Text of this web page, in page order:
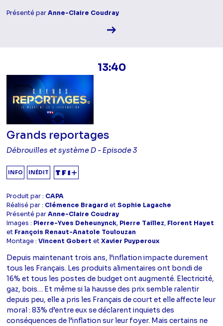
Présenté parAnne-Claire Coudray
Voir la fiche diffusion
13:40
Grands reportages
Débrouilles et système D - Episode 3
INFO INÉDIT
Produit par : CAPA
Réalisé par : Clémence Bragard etSophie Lagache
Présenté parAnne-Claire Coudray
Images : Pierre-Yves Deheunynck, Pierre Taillez, Florent Hayet
et François Renaut-Anatole Toulouzan
Montage :Vincent Gobert etXavier Puyperoux
Depuis maintenant trois ans, l’inflation impacte durement
tous les Français. Les produits alimentaires ont bondi de
16% et tous les postes de budget ont augmenté. Electricité,
gaz, bois… Et même si la hausse des prix semble ralentir
depuis peu, elle a pris les Français de court et elle affecte leur
moral : 83% d’entre eux se déclarent inquiets des
conséquences de l’inflation sur leur foyer. Mais certains ne